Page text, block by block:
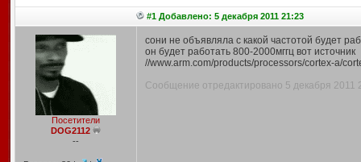
#1 Добавлено: 5 декабря 2011 21:23
Посетители
DOG2112
--
сони не объявляла с какой частотой будет
он будет работать 800-2000мггц вот источник
//www.arm.com/products/processors/cortex-a/
Сообщение отредактировано 5 декабря 2011